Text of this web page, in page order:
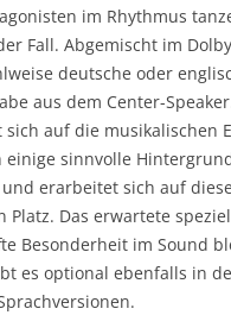
im Rhythmus
Fall. Abgemischt im
deutsche oder
aus dem Center-
auf die musikalischen
einige sinnvolle
erarbeitet sich auf
Platz. Das erwartete
Besonderheit im Sound
es optional ebenfalls in